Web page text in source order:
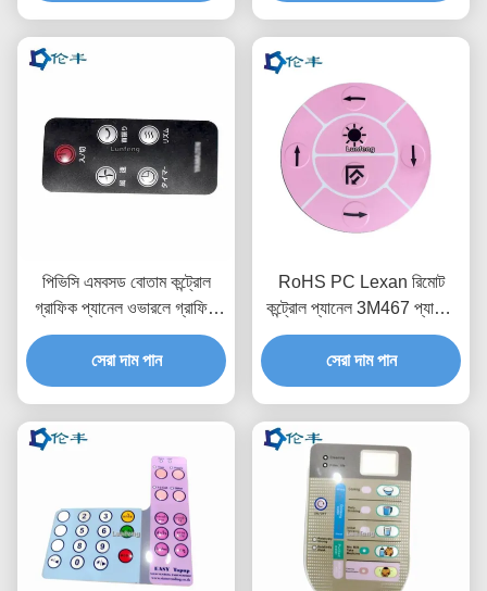
পিভিসি এমবসড বোতাম কন্ট্রোল
গ্রাফিক প্যানেল ওভারলে গ্রাফিক
পিইটি পিসি
সেরা দাম পান
RoHS PC Lexan রিমোট
কন্ট্রোল প্যানেল 3M467 প্যান্টোন
পলিকার্বোনেট গ্রাফিক ওভারলে
সেরা দাম পান